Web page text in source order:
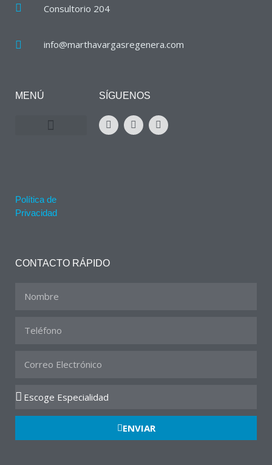
Consultorio 204
info@marthavargasregenera.com
MENÚ
Política de
Privacidad
SÍGUENOS
CONTACTO RÁPIDO
ENVIAR